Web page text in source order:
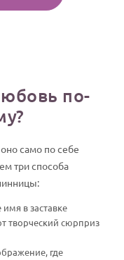
по-
само по себе
три способа
имя в заставке
творческий сюрприз
где